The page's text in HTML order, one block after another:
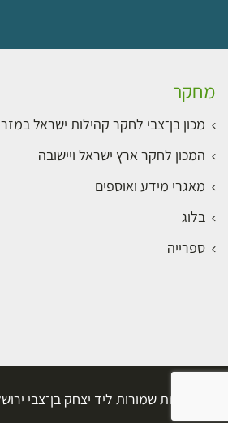
מחקר
מכון בן־צבי לחקר קהילות ישראל
המכון לחקר ארץ ישראל ויישובה
מאגרי מידע ואוספים
בלוג
ספרייה
כל הזכויות שמורות ליד יצחק בן־צבי